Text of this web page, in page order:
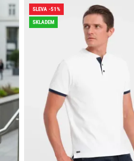
SLEVA -51%
SKLADEM